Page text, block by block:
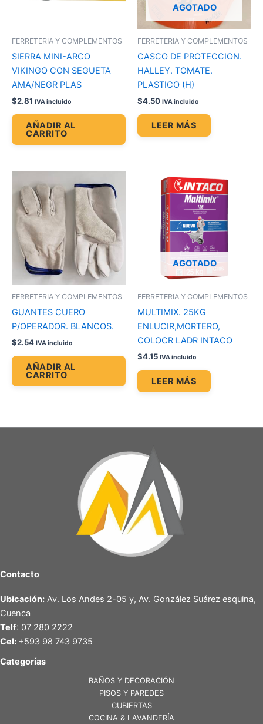
FERRETERIA Y COMPLEMENTOS
SIERRA MINI-ARCO
VIKINGO CON SEGUETA
AMA/NEGR PLAS
$2.81 IVA incluido
AÑADIR AL
CARRITO
AGOTADO
FERRETERIA Y COMPLEMENTOS
CASCO DE PROTECCION.
HALLEY. TOMATE.
PLASTICO (H)
$4.50 IVA incluido
LEER MÁS
FERRETERIA Y COMPLEMENTOS
GUANTES CUERO
P/OPERADOR. BLANCOS.
$2.54 IVA incluido
AÑADIR AL
CARRITO
AGOTADO
FERRETERIA Y COMPLEMENTOS
MULTIMIX. 25KG
ENLUCIR,MORTERO,
COLOCR LADR INTACO
$4.15 IVA incluido
LEER MÁS
Contacto
Ubicación: Av. Los Andes 2-05 y, Av. González Suárez esquina,
Cuenca
Telf: 07 280 2222
Cel: +593 98 743 9735
Categorías
BAÑOS Y DECORACIÓN
PISOS Y PAREDES
CUBIERTAS
COCINA & LAVANDERÍA